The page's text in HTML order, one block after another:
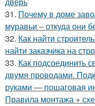
31. Почему в доме
муравьи – откуда они
32. Как найти
найти заказчика на
33. Как подсоединить
двумя проводами.
руками — пошаговая
Правила монтажа +